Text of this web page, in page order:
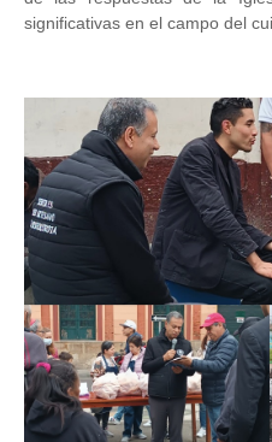
significativas en el campo del